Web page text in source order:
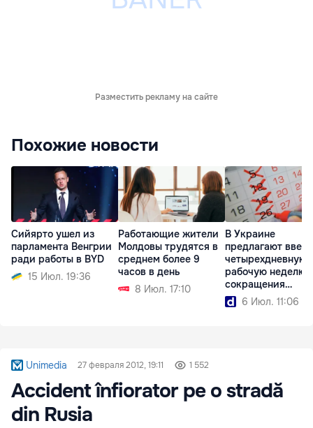
Разместить рекламу на сайте
Похожие новости
Сийярто ушел из
парламента Венгрии
ради работы в BYD
15 Июл. 19:36
Работающие жители
Молдовы трудятся в
среднем более 9
часов в день
8 Июл. 17:10
В Украине
предлагают
четырехдневную
рабочую неделю
сокращения
зарплаты
6 Июл. 11:06
Unimedia 27 февраля 2012, 19:11 1 552
Accident înfiorator pe o stradă
din Rusia